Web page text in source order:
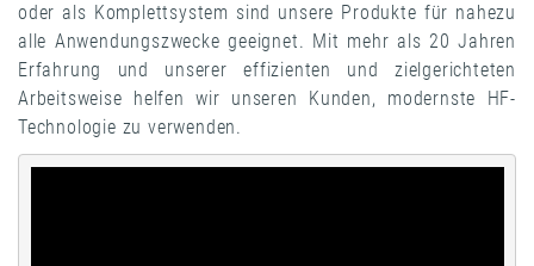
oder als Komplettsystem sind unsere Produkte für nahezu
alle Anwendungszwecke geeignet. Mit mehr als 20 Jahren
Erfahrung und unserer effizienten und zielgerichteten
Arbeitsweise helfen wir unseren Kunden, modernste HF-
Technologie zu verwenden.